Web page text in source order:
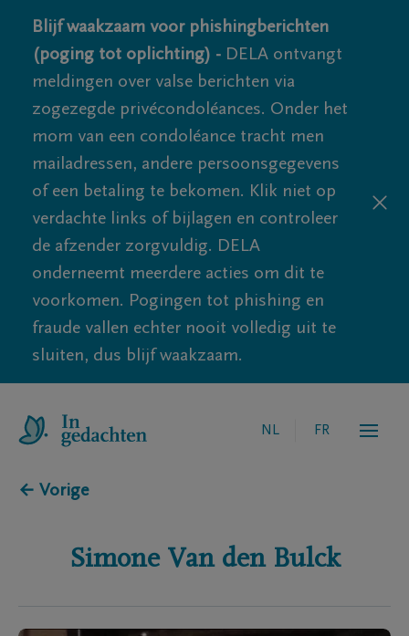
Blijf waakzaam voor phishingberichten
(poging tot oplichting) - DELA ontvangt
meldingen over valse berichten via
zogezegde privécondoléances. Onder het
mom van een condoléance tracht men
mailadressen, andere persoonsgegevens
of een betaling te bekomen. Klik niet op
verdachte links of bijlagen en controleer
de afzender zorgvuldig. DELA
onderneemt meerdere acties om dit te
voorkomen. Pogingen tot phishing en
fraude vallen echter nooit volledig uit te
sluiten, dus blijf waakzaam.
NL FR
← Vorige
Simone Van den Bulck